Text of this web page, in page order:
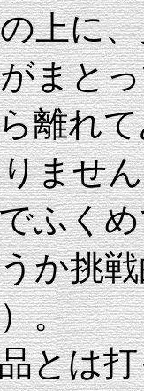
上に
まと
離れ
ませ
ふく
か挑
。
は打